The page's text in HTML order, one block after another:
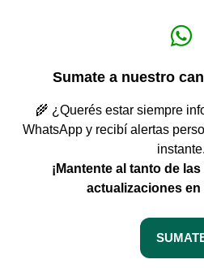
Sumate a nuestro
🌾 ¿Querés estar siempre
WhatsApp y recibí alertas
instante.
¡Mantente al tanto de
actualizaciones en